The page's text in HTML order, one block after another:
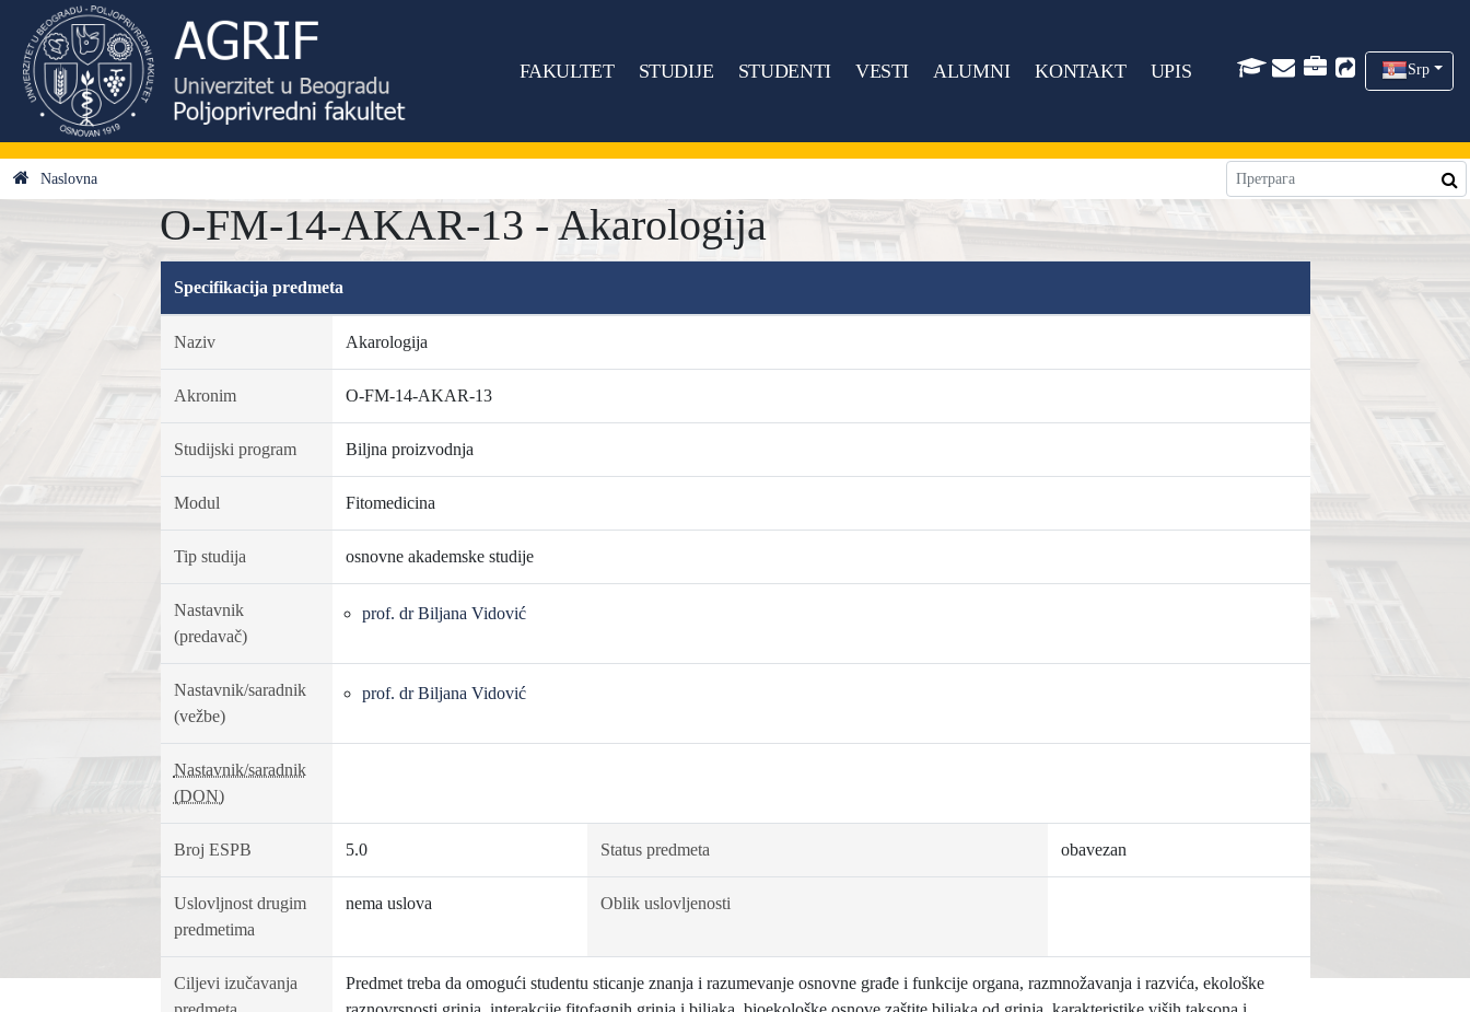
FAKULTET STUDIJE STUDENTI VESTI ALUMNI KONTAKT UPIS Srp
Naslovna
O-FM-14-AKAR-13 - Akarologija
Specifikacija predmeta
Naziv Akarologija
Akronim O-FM-14-AKAR-13
Studijski program Biljna proizvodnja
Modul Fitomedicina
Tip studija osnovne akademske studije
Nastavnik
(predavač)
prof. dr Biljana Vidović
Nastavnik/saradnik
(vežbe)
prof. dr Biljana Vidović
Nastavnik/saradnik
(DON)
Broj ESPB 5.0 Status predmeta obavezan
Uslovljnost drugim
predmetima
nema uslova Oblik uslovljenosti
Ciljevi izučavanja
Predmet treba da omogući studentu sticanje znanja i razumevanje osnovne građe i funkcije organa, razmnožavanja i razvića, ekološke